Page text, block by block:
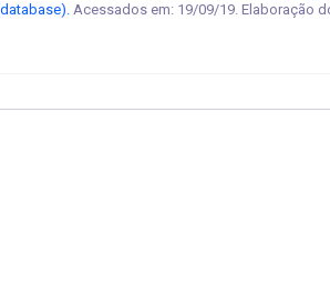
Acessados em: 19/09/19. Elaboração